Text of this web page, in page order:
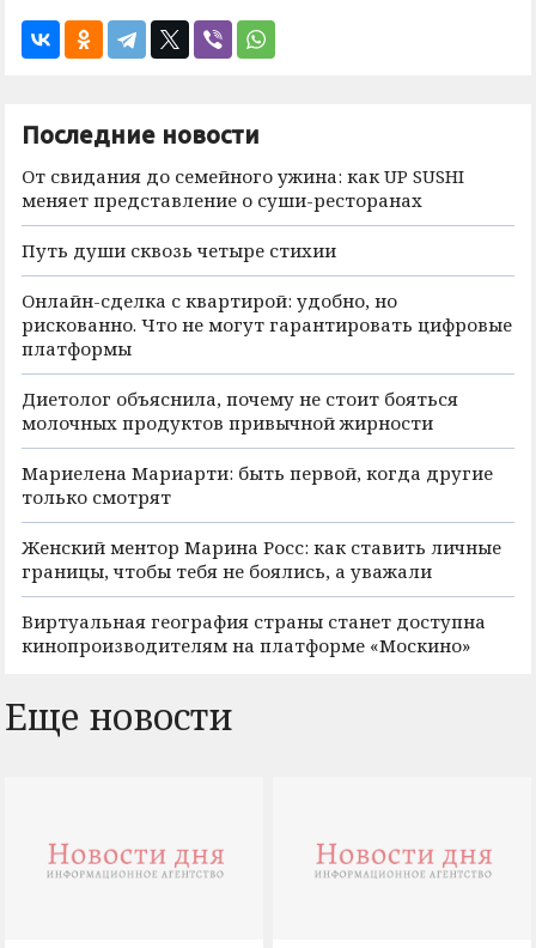
Последние новости
От свидания до семейного ужина: как UP SUSHI
меняет представление о суши-ресторанах
Путь души сквозь четыре стихии
Онлайн-сделка с квартирой: удобно, но
рискованно. Что не могут гарантировать цифровые
платформы
Диетолог объяснила, почему не стоит бояться
молочных продуктов привычной жирности
Мариелена Мариарти: быть первой, когда другие
только смотрят
Женский ментор Марина Росс: как ставить личные
границы, чтобы тебя не боялись, а уважали
Виртуальная география страны станет доступна
кинопроизводителям на платформе «Москино»
Еще новости